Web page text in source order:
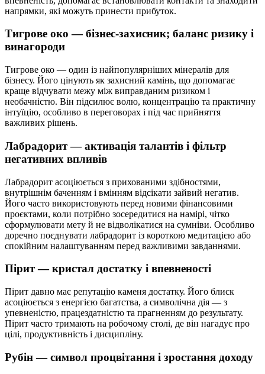
напрямки, які можуть принести прибуток.
Тигрове око — бізнес-захисник; баланс ризику і
винагороди
Тигрове око — один із найпопулярніших мінералів для
бізнесу. Його цінують як захисний камінь, що допомагає
краще відчувати межу між виправданим ризиком і
необачністю. Він підсилює волю, концентрацію та практичну
інтуїцію, особливо в переговорах і під час прийняття
важливих рішень.
Лабрадорит — активація талантів і фільтр
негативних впливів
Лабрадорит асоціюється з прихованими здібностями,
внутрішнім баченням і вмінням відсікати зайвий негатив.
Його часто використовують перед новими фінансовими
проєктами, коли потрібно зосередитися на намірі, чітко
сформулювати мету й не відволікатися на сумніви. Особливо
доречно поєднувати лабрадорит із короткою медитацією або
спокійним налаштуванням перед важливими завданнями.
Пірит — кристал достатку і впевненості
Пірит давно має репутацію каменя достатку. Його блиск
асоціюється з енергією багатства, а символічна дія — з
упевненістю, працездатністю та прагненням до результату.
Пірит часто тримають на робочому столі, де він нагадує про
цілі, продуктивність і дисципліну.
Рубін — символ процвітання і зростання доходу